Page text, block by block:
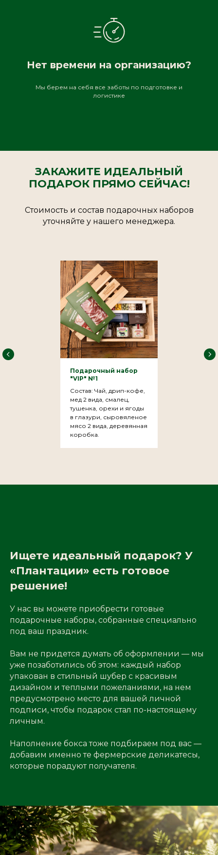
Нет времени на организацию?
Мы берем на себя все заботы по подготовке и
логистике
ЗАКАЖИТЕ ИДЕАЛЬНЫЙ
ПОДАРОК ПРЯМО СЕЙЧАС!
Стоимость и состав подарочных наборов
уточняйте у нашего менеджера.
Подарочный набор
"VIP" №1
Состав: Чай, дрип-кофе,
мед 2 вида, смалец,
тушенка, орехи и ягоды
в глазури, сыровяленое
мясо 2 вида, деревянная
коробка.
Ищете идеальный подарок? У
«Плантации» есть готовое
решение!
У нас вы можете приобрести готовые
подарочные наборы, собранные специально
под ваш праздник.
Вам не придется думать об оформлении — мы
уже позаботились об этом: каждый набор
упакован в стильный шубер с красивым
дизайном и теплыми пожеланиями, на нем
предусмотрено место для вашей личной
подписи, чтобы подарок стал по-настоящему
личным.
Наполнение бокса тоже подбираем под вас —
добавим именно те фермерские деликатесы,
которые порадуют получателя.